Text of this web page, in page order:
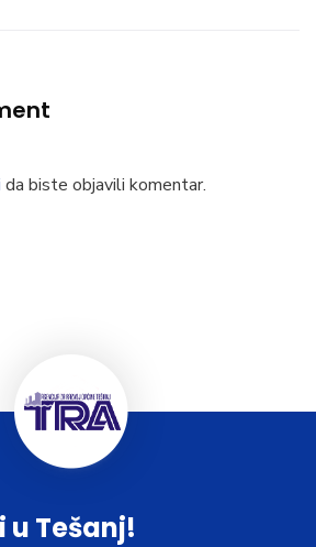
da biste objavili komentar.
u Tešanj!